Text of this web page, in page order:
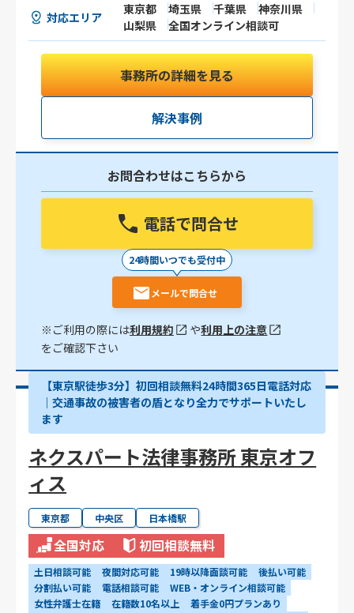
対応エリア
東京都 埼玉県 千葉県
神奈川県
山梨県
全国オンライン相談可
事務所の詳細を見る
解決事例
お問合わせはこちらから
電話で問合せ
24時間いつでも受付中
メールで問合せ
※ご利用の際には利用規約 や利用上の注意
をご確認下さい
【東京駅徒歩3分】初回相談無料24時間365日電話対応
｜交通事故の被害者の盾となり全力でサポートいたし
ます
ネクスパート法律事務所 東京オフ
ィス
東京都 中央区 日本橋駅
全国対応 初回相談無料
土日相談可能 夜間対応可能 19時以降面談可能
後払い可能
分割払い可能
電話相談可能
WEB・オンライン相談可能
女性弁護士在籍
在籍数10名以上
着手金0円プランあり